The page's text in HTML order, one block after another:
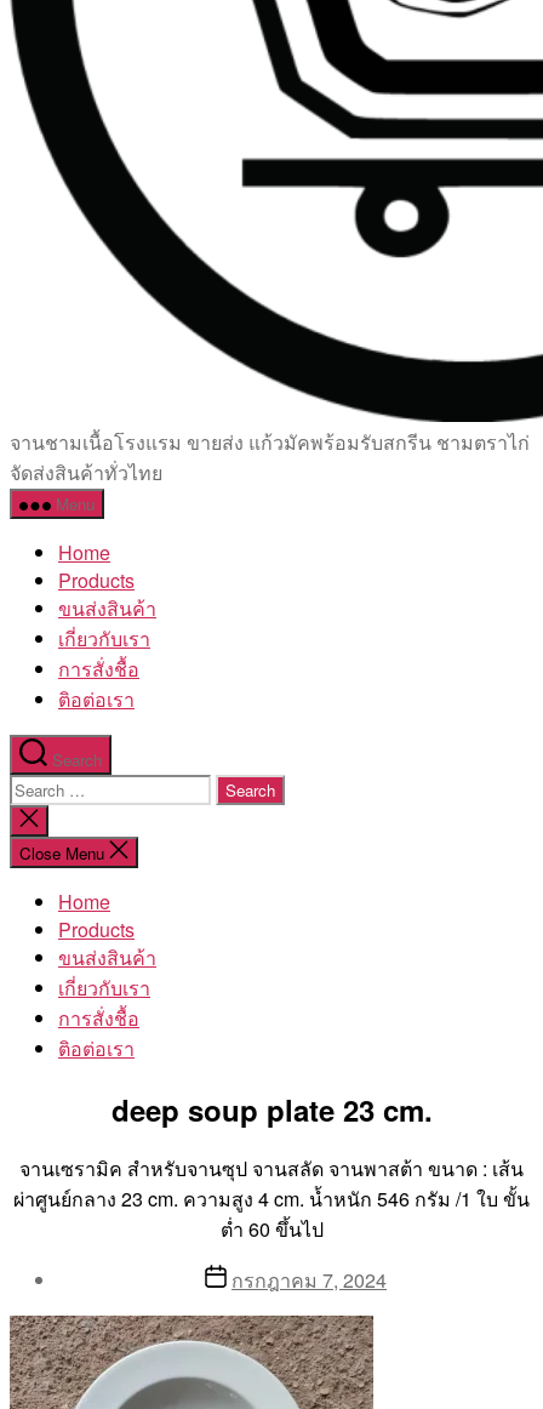
เซรามิค
ครบ
ครัน
โรงงาน
จานชามเนื้อโรงแรม ขายส่ง แก้วมัคพร้อมรับสกรีน ชามตราไก่
จัดส่งสินค้าทั่วไทย
Menu
Home
Products
ขนส่งสินค้า
เกี่ยวกับเรา
การสั่งชื้อ
ติอต่อเรา
Search
Search
for:
Close
search
Close Menu
Home
Products
ขนส่งสินค้า
เกี่ยวกับเรา
การสั่งชื้อ
ติอต่อเรา
deep soup plate 23 cm.
จานเซรามิค สำหรับจานซุป จานสลัด จานพาสต้า ขนาด : เส้น
ผ่าศูนย์กลาง 23 cm. ความสูง 4 cm. น้ำหนัก 546 กรัม /1 ใบ ขั้น
ต่ำ 60 ขึ้นไป
By
Aea
Postกรกฎาคม 7, 2024